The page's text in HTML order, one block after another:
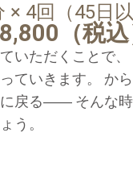
× 4回（45日
（税込
いただくことで
ていきます。 か
戻る―― そんな
う。